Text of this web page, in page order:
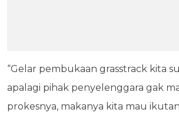
“Gelar pembukaan grasstrack kita
apalagi pihak penyelenggara gak
prokesnya, makanya kita mau